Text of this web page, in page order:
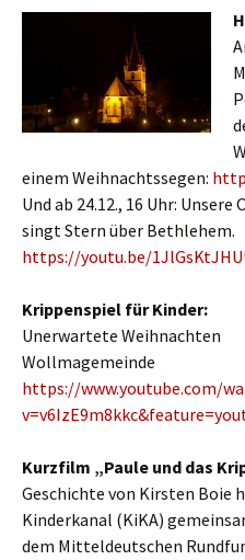
einem Weihnachtssegen:
Und ab 24.12., 16 Uhr:
singt Stern über Bethlehem.
https://youtu.be/
Krippenspiel für Kinder:
Unerwartete Weihnachten
Wollmagemeinde
https://www.youtube.com/
Kurzfilm „Paule und das
Geschichte von Kirsten Boie
Kinderkanal (KiKA)
dem Mitteldeutschen